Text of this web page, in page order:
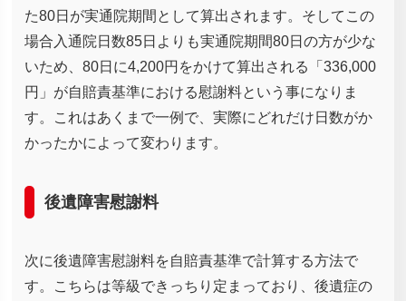
た80日が実通院期間として算出されます。そしてこの
場合入通院日数85日よりも実通院期間80日の方が少な
いため、80日に4,200円をかけて算出される「336,000
円」が自賠責基準における慰謝料という事になりま
す。これはあくまで一例で、実際にどれだけ日数がか
かったかによって変わります。
後遺障害慰謝料
次に後遺障害慰謝料を自賠責基準で計算する方法で
す。こちらは等級できっちり定まっており、後遺症の